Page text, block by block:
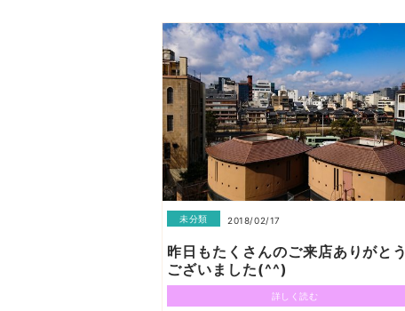
未分類 2018/02/17
昨日もたくさんのご来店ありがとう
ございました(^^)
詳しく読む